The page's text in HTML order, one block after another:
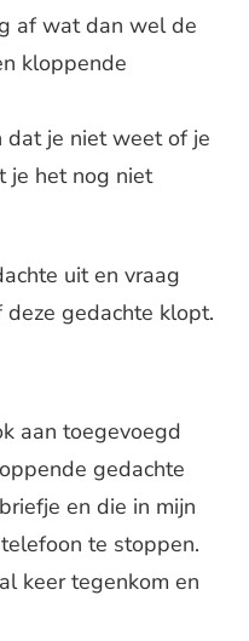
af wat dan wel de
kloppende
dat je niet weet of je
je het nog niet
uit en vraag
gedachte klopt.
aan toegevoegd
gedachte
en die in mijn
te stoppen.
keer tegenkom en